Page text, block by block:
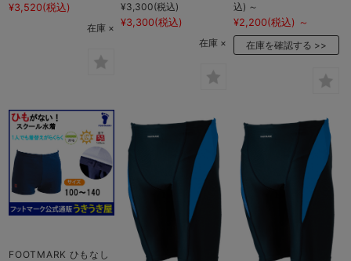
¥3,520(税込)
在庫 ×
¥3,300(税込)
¥3,300(税込)
在庫 ×
込) ～
¥2,200(税込) ～
在庫を確認する
FOOTMARK ひもなし